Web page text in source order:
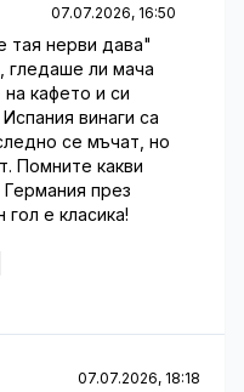
07.07.2026, 16:50
тая нерви дава"
гледаше ли мача
кафето и си
винаги са
се мъчат, но
Помните какви
през
гол е класика!
07.07.2026, 18:18